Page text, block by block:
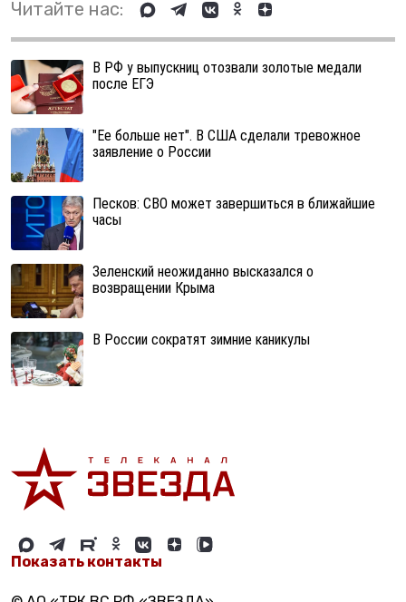
Читайте нас:
В РФ у выпускниц отозвали золотые медали
после ЕГЭ
"Ее больше нет". В США сделали тревожное
заявление о России
Песков: СВО может завершиться в ближайшие
часы
Зеленский неожиданно высказался о
возвращении Крыма
В России сократят зимние каникулы
Показать контакты